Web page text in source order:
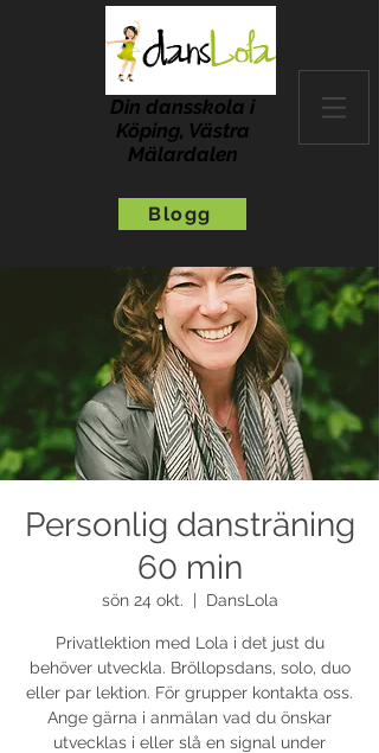
Din dansskola i
Köping, Västra
Mälardalen
Blogg
Personlig dansträning
60 min
sön 24 okt. DansLola
Privatlektion med Lola i det just du
behöver utveckla. Bröllopsdans, solo, duo
eller par lektion. För grupper kontakta oss.
Ange gärna i anmälan vad du önskar
utvecklas i eller slå en signal under